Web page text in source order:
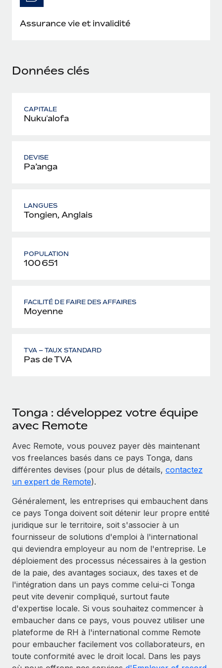
En savoir plus
Assurance vie et invalidité
Données clés
CAPITALE
Nukuʻalofa
DEVISE
Pa’anga
LANGUES
Tongien, Anglais
POPULATION
100 651
FACILITÉ DE FAIRE DES AFFAIRES
Moyenne
TVA – TAUX STANDARD
Pas de TVA
Tonga : développez votre équipe
avec Remote
Avec Remote, vous pouvez payer dès maintenant
vos freelances basés dans ce pays Tonga, dans
différentes devises (pour plus de détails, contactez
un expert de Remote).
Généralement, les entreprises qui embauchent dans
ce pays Tonga doivent soit détenir leur propre entité
juridique sur le territoire, soit s'associer à un
fournisseur de solutions d'emploi à l'international
qui deviendra employeur au nom de l'entreprise. Le
déploiement des processus nécessaires à la gestion
de la paie, des avantages sociaux, des taxes et de
l'intégration dans un pays comme celui-ci Tonga
peut vite devenir compliqué, surtout faute
d'expertise locale. Si vous souhaitez commencer à
embaucher dans ce pays, vous pouvez utiliser une
plateforme de RH à l'international comme Remote
pour embaucher facilement vos collaborateurs, en
toute conformité avec le droit local. Dans les pays